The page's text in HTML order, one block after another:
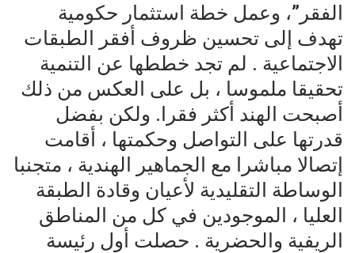
الفقر”، وعمل خطة استثمار حكومية
تهدف إلى تحسين ظروف أفقر الطبقات
الاجتماعية . لم تجد خططها عن التنمية
تحقيقا ملموسا ، بل على العكس من ذلك
أصبحت الهند أكثر فقرا. ولكن بفضل
قدرتها على التواصل وحكمتها ، أقامت
إتصالا مباشرا مع الجماهير الهندية ، متجنبا
الوساطة التقليدية لأعيان وقادة الطبقة
العليا ، الموجودين في كل من المناطق
الريفية والحضرية . حصلت أول رئيسة